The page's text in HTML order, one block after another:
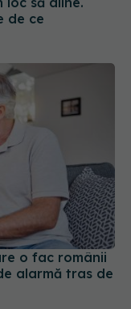
de ce
alarmă tras de